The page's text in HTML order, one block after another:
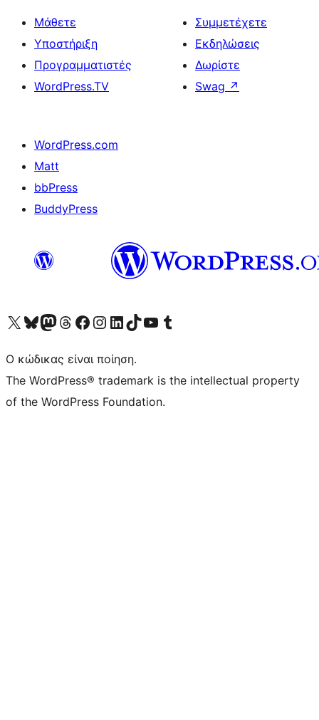
Μάθετε
Υποστήριξη
Προγραμματιστές
WordPress.TV
Συμμετέχετε
Εκδηλώσεις
Δωρίστε
Swag ↗
WordPress.com
Matt
bbPress
BuddyPress
Visit our X (formerly Twitter) account
Visit our Bluesky account
Επισκεφθείτε τον λογαριασμό μας στο Mastodon
Visit our Threads account
Επισκεφτείτε τη σελίδα μας στο Facebook
Επισκεφθείτε τον λογαριασμό μας Instagram
Επισκεφθείτε τον λογαριασμό μας LinkedIn
Visit our TikTok account
Visit our YouTube channel
Visit our Tumblr account
Ο κώδικας είναι ποίηση.
The WordPress® trademark is the intellectual property
of the WordPress Foundation.